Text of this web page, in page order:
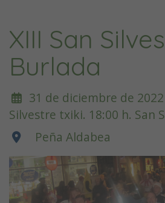
XIII San
Burlada
31 de diciembre de
Silvestre txiki. 18:00 h. San
Peña Aldabea